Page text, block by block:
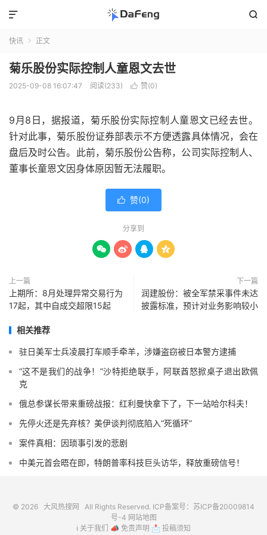


快讯  正文
菊乐股份实际控制人童恩文去世
2025-09-08 16:07:47 阅读(233)  赞(0)
9月8日，据报道，菊乐股份实际控制人童恩文已经去世。
针对此事，菊乐股份证券部表示不方便透露具体情况，会在
盘后及时公告。此前，菊乐股份公告称，公司实际控制人、
董事长童恩文因身体原因暂无法履职。
 赞(0)
分享到
   
上一篇
上期所：8月处理异常交易行为
17起，其中自成交超限15起
下一篇
润建股份：被全军禁采事件未达
披露标准，预计对业务影响较小
相关推荐
驻日美军士兵凌晨打车顺手牵羊，涉嫌盗窃被日本警方逮捕
“这不是我们的战争！”沙特拒绝联手，阿联酋怒掀桌子退出欧佩
克
俄总参谋长带来重磅战报：红利曼快拿下了，下一站哈尔科夫！
先停火还是先弃核？美伊谈判彻底陷入“死循环”
案件真相：因琐事引发的悲剧
中美元首会晤在即，特朗普率科技巨头访华，释放重磅信号！
© 2026 大风热搜网 All Rights Reserved. ICP备案号： 苏ICP备20009814
号-4 网站地图
ℹ️ 关于我们 📣 免责声明 📩 投稿须知